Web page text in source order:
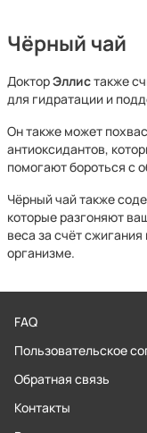
Чёрный чай
ДокторЭллистакже
для гидратации и
Он также может
антиоксидантов,
помогают бороться с
Чёрный чай также
которые разгоняют
веса за счёт
организме.
FAQ
Пользовательское
Обратная связь
Контакты